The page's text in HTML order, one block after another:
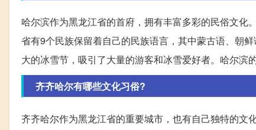
哈尔滨作为黑龙江省的首府，拥有丰富多彩的民俗文
省有9个民族保留着自己的民族语言，其中蒙古语、朝
大的冰雪节，吸引了大量的游客和冰雪爱好者。哈尔滨
齐齐哈尔有哪些文化习俗?
齐齐哈尔作为黑龙江省的重要城市，也有自己独特的文